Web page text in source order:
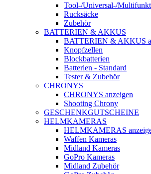
Tool-/Universal-/
Rucksäcke
Zubehör
BATTERIEN & AKKUS
BATTERIEN & AKKUS
Knopfzellen
Blockbatterien
Batterien - Standard
Tester & Zubehör
CHRONYS
CHRONYS anzeigen
Shooting Chrony
GESCHENKGUTSCHEINE
HELMKAMERAS
HELMKAMERAS
Waffen Kameras
Midland Kameras
GoPro Kameras
Midland Zubehör